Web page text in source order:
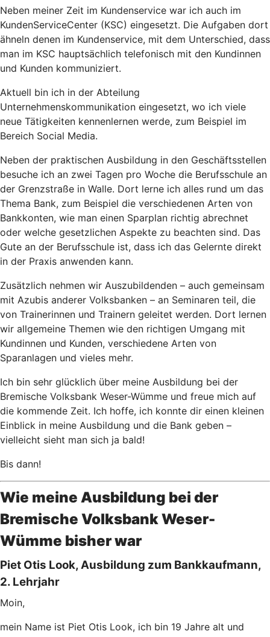
Neben meiner Zeit im Kundenservice war ich auch im
KundenServiceCenter (KSC) eingesetzt. Die Aufgaben dort
ähneln denen im Kundenservice, mit dem Unterschied, dass
man im KSC hauptsächlich telefonisch mit den Kundinnen
und Kunden kommuniziert.
Aktuell bin ich in der Abteilung
Unternehmenskommunikation eingesetzt, wo ich viele
neue Tätigkeiten kennenlernen werde, zum Beispiel im
Bereich Social Media.
Neben der praktischen Ausbildung in den Geschäftsstellen
besuche ich an zwei Tagen pro Woche die Berufsschule an
der Grenzstraße in Walle. Dort lerne ich alles rund um das
Thema Bank, zum Beispiel die verschiedenen Arten von
Bankkonten, wie man einen Sparplan richtig abrechnet
oder welche gesetzlichen Aspekte zu beachten sind. Das
Gute an der Berufsschule ist, dass ich das Gelernte direkt
in der Praxis anwenden kann.
Zusätzlich nehmen wir Auszubildenden – auch gemeinsam
mit Azubis anderer Volksbanken – an Seminaren teil, die
von Trainerinnen und Trainern geleitet werden. Dort lernen
wir allgemeine Themen wie den richtigen Umgang mit
Kundinnen und Kunden, verschiedene Arten von
Sparanlagen und vieles mehr.
Ich bin sehr glücklich über meine Ausbildung bei der
Bremische Volksbank Weser-Wümme und freue mich auf
die kommende Zeit. Ich hoffe, ich konnte dir einen kleinen
Einblick in meine Ausbildung und die Bank geben –
vielleicht sieht man sich ja bald!
Bis dann!
Wie meine Ausbildung bei der
Bremische Volksbank Weser-
Wümme bisher war
Piet Otis Look, Ausbildung zum Bankkaufmann,
2. Lehrjahr
Moin,
mein Name ist Piet Otis Look, ich bin 19 Jahre alt und